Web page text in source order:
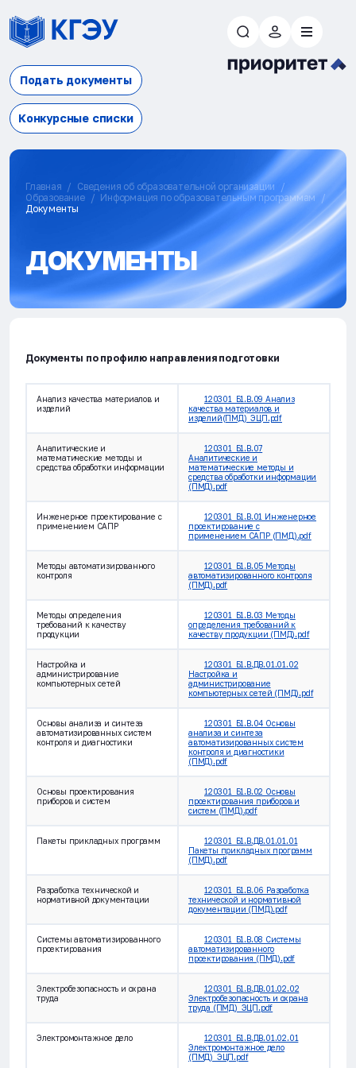
Подать документы
Конкурсные списки
Главная
Сведения об образовательной организации
Образование
Информация по образовательным программам
Документы
ДОКУМЕНТЫ
Документы по профилю направления подготовки
Анализ качества материалов и
изделий
120301_Б1.В.09 Анализ
качества материалов и
изделий(ПМД)_ЭЦП.pdf
Аналитические и
математические методы и
средства обработки информации
120301_Б1.В.07
Аналитические и
математические методы и
средства обработки информации
(ПМД).pdf
Инженерное проектирование с
применением САПР
120301_Б1.В.01 Инженерное
проектирование с
применением САПР (ПМД).pdf
Методы автоматизированного
контроля
120301_Б1.В.05 Методы
автоматизированного контроля
(ПМД).pdf
Методы определения
требований к качеству
продукции
120301_Б1.В.03 Методы
определения требований к
качеству продукции (ПМД).pdf
Настройка и
администрирование
компьютерных сетей
120301_Б1.В.ДВ.01.01.02
Настройка и
администрирование
компьютерных сетей (ПМД).pdf
Основы анализа и синтеза
автоматизированных систем
контроля и диагностики
120301_Б1.В.04 Основы
анализа и синтеза
автоматизированных систем
контроля и диагностики
(ПМД).pdf
Основы проектирования
приборов и систем
120301_Б1.В.02 Основы
проектирования приборов и
систем (ПМД).pdf
Пакеты прикладных программ
120301_Б1.В.ДВ.01.01.01
Пакеты прикладных программ
(ПМД).pdf
Разработка технической и
нормативной документации
120301_Б1.В.06 Разработка
технической и нормативной
документации (ПМД).pdf
Системы автоматизированного
проектирования
120301_Б1.В.08 Системы
автоматизированного
проектирования (ПМД).pdf
Электробезопасность и охрана
труда
120301_Б1.В.ДВ.01.02.02
Электробезопасность и охрана
труда (ПМД)_ЭЦП.pdf
Электромонтажное дело
120301_Б1.В.ДВ.01.02.01
Электромонтажное дело
(ПМД)_ЭЦП.pdf